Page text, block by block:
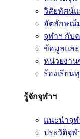
วิสัยทัศน์แ
อัตลักษณ์
จุฬาฯ กับ
ข้อมูลแล
หน่วยงาน
ร้องเรียน
รู้จักจุฬาฯ
แนะนำจุฬ
ประวัติจุฬ